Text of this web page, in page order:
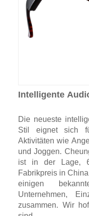
Intelligente
Die neueste
Stil eignet sich
Aktivitäten wie
und Joggen.
ist in der Lage,
Fabrikpreis in
einigen
Unternehmen,
zusammen. Wir